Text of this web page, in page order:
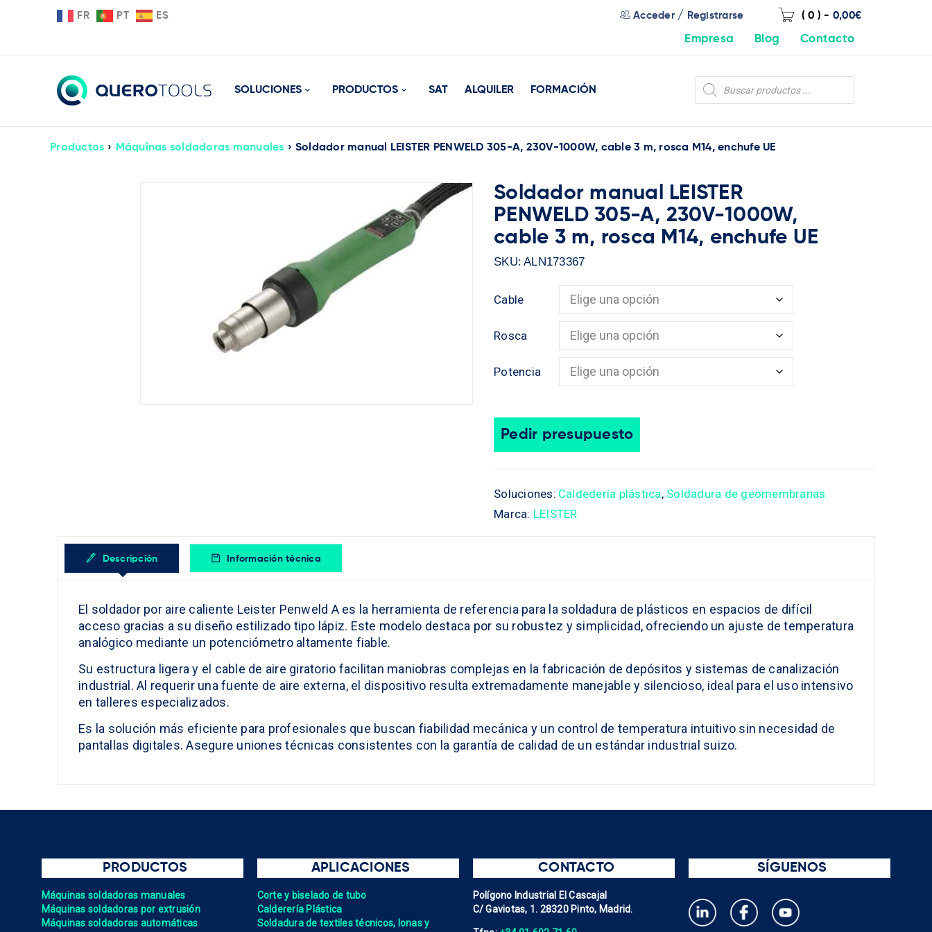
FR PT ES ( 0 ) - 0,00€
Acceder/ Registrarse
Empresa Blog Contacto
SOLUCIONES PRODUCTOS SAT ALQUILER FORMACIÓN
Productos › Máquinas soldadoras manuales › Soldador manual LEISTER PENWELD 305-A, 230V-1000W, cable 3 m, rosca M14, enchufe UE
Soldador manual LEISTER
PENWELD 305-A, 230V-1000W,
cable 3 m, rosca M14, enchufe UE
SKU: ALN173367
Cable
Rosca
Potencia
Pedir presupuesto
Soluciones: Caldedería plástica, Soldadura de geomembranas
Marca: LEISTER
Descripción Información técnica
El soldador por aire caliente Leister Penweld A es la herramienta de referencia para la soldadura de plásticos en espacios de difícil
acceso gracias a su diseño estilizado tipo lápiz. Este modelo destaca por su robustez y simplicidad, ofreciendo un ajuste de temperatura
analógico mediante un potenciómetro altamente fiable.
Su estructura ligera y el cable de aire giratorio facilitan maniobras complejas en la fabricación de depósitos y sistemas de canalización
industrial. Al requerir una fuente de aire externa, el dispositivo resulta extremadamente manejable y silencioso, ideal para el uso intensivo
en talleres especializados.
Es la solución más eficiente para profesionales que buscan fiabilidad mecánica y un control de temperatura intuitivo sin necesidad de
pantallas digitales. Asegure uniones técnicas consistentes con la garantía de calidad de un estándar industrial suizo.
PRODUCTOS
Máquinas soldadoras manuales
Máquinas soldadoras por extrusión
Máquinas soldadoras automáticas
APLICACIONES
Corte y biselado de tubo
Calderería Plástica
Soldadura de textiles técnicos, lonas y
CONTACTO
Polígono Industrial El Cascajal
C/ Gaviotas, 1. 28320 Pinto, Madrid.
SÍGUENOS